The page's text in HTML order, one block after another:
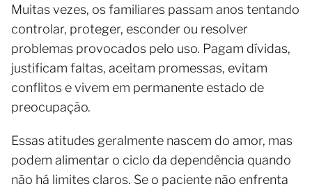
Muitas vezes, os familiares passam anos tentando
controlar, proteger, esconder ou resolver
problemas provocados pelo uso. Pagam dívidas,
justificam faltas, aceitam promessas, evitam
conflitos e vivem em permanente estado de
preocupação.
Essas atitudes geralmente nascem do amor, mas
podem alimentar o ciclo da dependência quando
não há limites claros. Se o paciente não enfrenta